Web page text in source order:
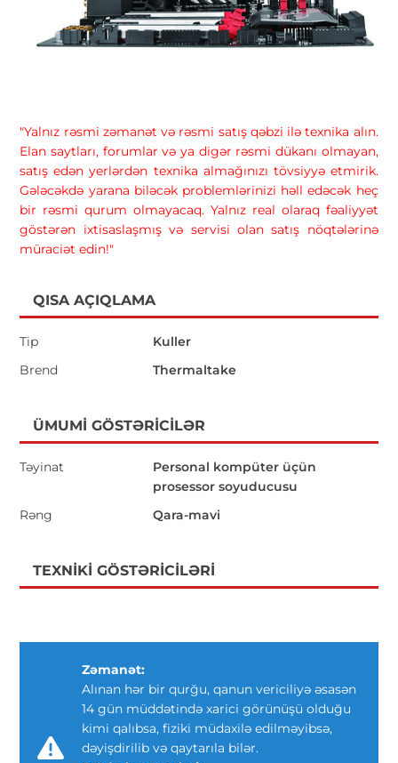
"Yalnız rəsmi zəmanət və rəsmi satış qəbzi ilə texnika alın.
Elan saytları, forumlar və ya digər rəsmi dükanı olmayan,
satış edən yerlərdən texnika almağınızı tövsiyyə etmirik.
Gələcəkdə yarana biləcək problemlərinizi həll edəcək heç
bir rəsmi qurum olmayacaq. Yalnız real olaraq fəaliyyət
göstərən ixtisaslaşmış və servisi olan satış nöqtələrinə
müraciət edin!"
QISA AÇIQLAMA
Tip
Kuller
Brend
Thermaltake
ÜMUMI GÖSTƏRICILƏR
Təyinat
Personal kompüter üçün
prosessor soyuducusu
Rəng
Qara-mavi
TEXNIKI GÖSTƏRICILƏRI
Zəmanət:
Alınan hər bir qurğu, qanun vericiliyə əsasən
14 gün müddətində xarici görünüşü olduğu
kimi qalıbsa, fiziki müdaxilə edilməyibsə,
dəyişdirilib və qaytarıla bilər.